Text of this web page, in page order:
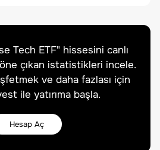
Tech ETF" hissesini canlı
çıkan istatistikleri incele.
ve daha fazlası için
ile yatırıma başla.
Hesap Aç